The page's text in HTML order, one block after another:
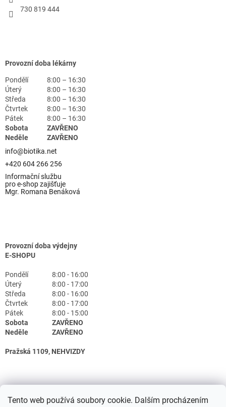
Tento web používá soubory cookie. Dalším procházením
730 819 444
Provozní doba lékárny
Pondělí
8:00 – 16:30
Úterý
8:00 – 16:30
Středa
8:00 – 16:30
Čtvrtek
8:00 – 16:30
Pátek
8:00 – 16:30
Sobota
ZAVŘENO
Neděle
ZAVŘENO
info@biotika.net
+420 604 266 256
Informační službu
pro e-shop zajišťuje
Mgr. Romana Benáková
Provozní doba výdejny
E-SHOPU
Pondělí
8:00 - 16:00
Úterý
8:00 - 17:00
Středa
8:00 - 16:00
Čtvrtek
8:00 - 17:00
Pátek
8:00 - 15:00
Sobota
ZAVŘENO
Neděle
ZAVŘENO
Pražská 1109, NEHVIZDY